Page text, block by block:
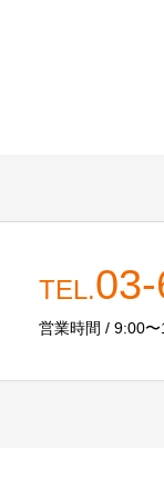
TEL.
営業時間 / 9:00